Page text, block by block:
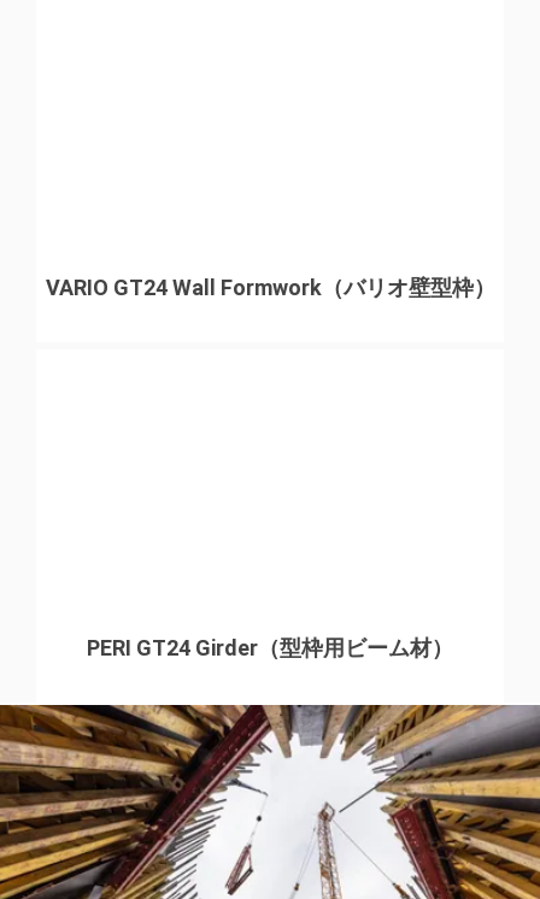
VARIO GT24 Wall Formwork（バリオ壁型枠）
PERI GT24 Girder（型枠用ビーム材）